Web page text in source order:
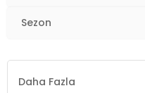
Sezon
Daha Fazla